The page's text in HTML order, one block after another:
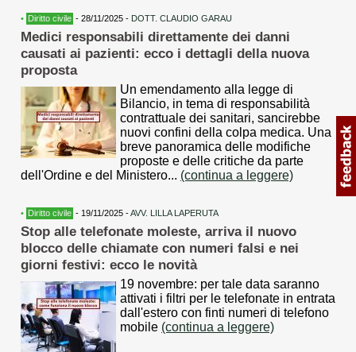
• Diritto civile - 28/11/2025 - DOTT. CLAUDIO GARAU
Medici responsabili direttamente dei danni
causati ai pazienti: ecco i dettagli della nuova
proposta
Un emendamento alla legge di
Bilancio, in tema di responsabilità
contrattuale dei sanitari, sancirebbe
nuovi confini della colpa medica. Una
breve panoramica delle modifiche
proposte e delle critiche da parte
dell'Ordine e del Ministero... (continua a leggere)
• Diritto civile - 19/11/2025 -AVV. LILLA LAPERUTA
Stop alle telefonate moleste, arriva il nuovo
blocco delle chiamate con numeri falsi e nei
giorni festivi: ecco le novità
19 novembre: per tale data saranno
attivati i filtri per le telefonate in entrata
dall'estero con finti numeri di telefono
mobile (continua a leggere)